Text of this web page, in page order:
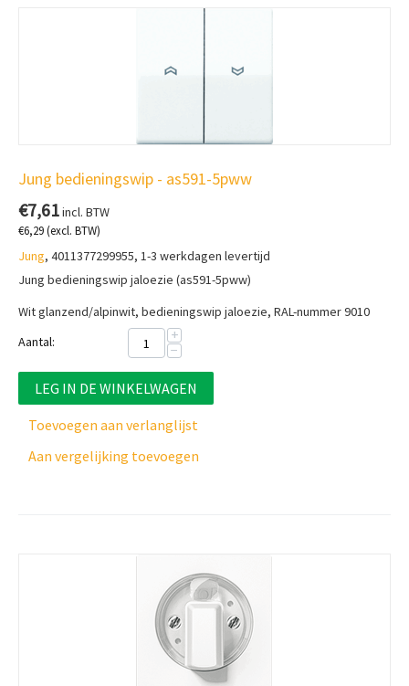
Jung bedieningswip - as591-5pww
€7,61incl. BTW
€6,29(excl. BTW)
Jung, 4011377299955, 1-3 werkdagen levertijd
Jung bedieningswip jaloezie (as591-5pww)
Wit glanzend/alpinwit, bedieningswip jaloezie, RAL-nummer 9010
Aantal:
+
−
LEG IN DE WINKELWAGEN
Toevoegen aan verlanglijst
Aan vergelijking toevoegen